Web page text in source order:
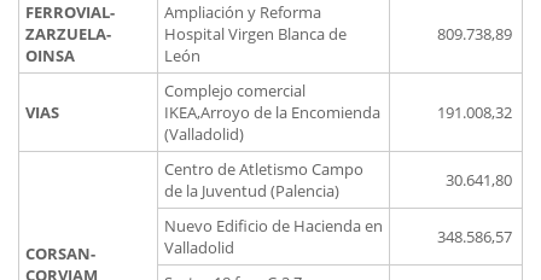
FERROVIAL-
ZARZUELA-
OINSA
Ampliación y Reforma
Hospital Virgen Blanca de
León
809.738,89
VIAS
Complejo comercial
IKEA,Arroyo de la Encomienda
(Valladolid)
191.008,32
CORSAN-
CORVIAM
Centro de Atletismo Campo
de la Juventud (Palencia)
30.641,80
Nuevo Edificio de Hacienda en
Valladolid
348.586,57